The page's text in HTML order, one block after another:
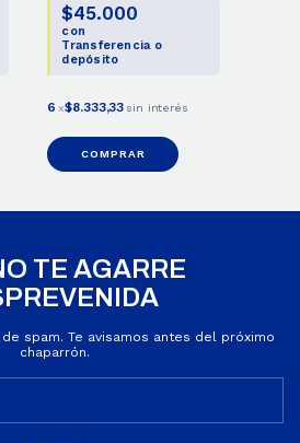
$45.000
con
Transferencia o
depósito
6 x$8.333,33 sin interés
COMPRAR
TE AGARRE
spam. Te avisamos antes del próximo
chaparrón.